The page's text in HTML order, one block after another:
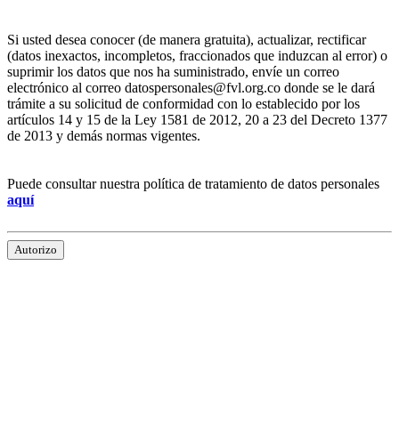
Si usted desea conocer (de manera gratuita), actualizar, rectificar
(datos inexactos, incompletos, fraccionados que induzcan al error) o
suprimir los datos que nos ha suministrado, envíe un correo
electrónico al correo datospersonales@fvl.org.co donde se le dará
trámite a su solicitud de conformidad con lo establecido por los
artículos 14 y 15 de la Ley 1581 de 2012, 20 a 23 del Decreto 1377
de 2013 y demás normas vigentes.
Puede consultar nuestra política de tratamiento de datos personales
aquí
Autorizo